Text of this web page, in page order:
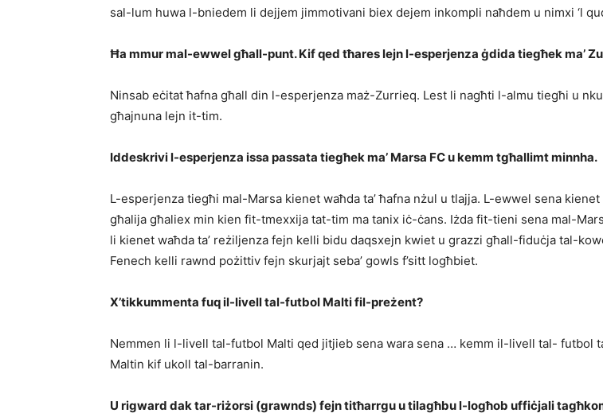
sal-lum huwa l-bniedem li dejjem jimmotivani biex dejem inkompli naħdem u nimxi ‘l
Ħa mmur mal-ewwel għall-punt. Kif qed tħares lejn l-esperjenza ġdida tiegħek ma’
Ninsab eċitat ħafna għall din l-esperjenza maż-Zurrieq. Lest li nagħti l-almu tiegħi u
għajnuna lejn it-tim.
Iddeskrivi l-esperjenza issa passata tiegħek ma’ Marsa FC u kemm tgħallimt minnha.
L-esperjenza tiegħi mal-Marsa kienet waħda ta’ ħafna nżul u tlajja. L-ewwel sena
għalija għaliex min kien fit-tmexxija tat-tim ma tanix iċ-ċans. Iżda fit-tieni sena mal-
li kienet waħda ta’ reżiljenza fejn kelli bidu daqsxejn kwiet u grazzi għall-fiduċja tal-
Fenech kelli rawnd pożittiv fejn skurjajt seba’ gowls f’sitt logħbiet.
X’tikkummenta fuq il-livell tal-futbol Malti fil-preżent?
Nemmen li l-livell tal-futbol Malti qed jitjieb sena wara sena … kemm il-livell tal- futbol
Maltin kif ukoll tal-barranin.
U rigward dak tar-riżorsi (grawnds) fejn titħarrgu u tilagħbu l-logħob uffiċjali